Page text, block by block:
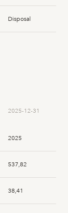
Disposal
Subscription
Acquisition
Acquisition
2025-12-31
2025
537,82
38,41